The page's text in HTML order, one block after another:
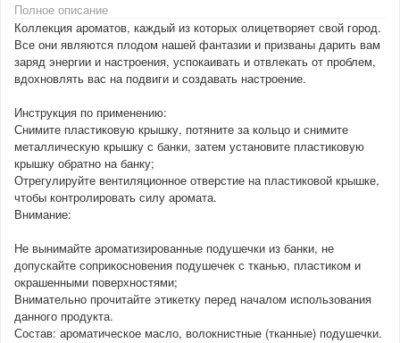
Полное описание
Коллекция ароматов, каждый из которых олицетворяет свой город.
Все они являются плодом нашей фантазии и призваны дарить вам
заряд энергии и настроения, успокаивать и отвлекать от проблем,
вдохновлять вас на подвиги и создавать настроение.
Инструкция по применению:
Снимите пластиковую крышку, потяните за кольцо и снимите
металлическую крышку с банки, затем установите пластиковую
крышку обратно на банку;
Отрегулируйте вентиляционное отверстие на пластиковой крышке,
чтобы контролировать силу аромата.
Внимание:
Не вынимайте ароматизированные подушечки из банки, не
допускайте соприкосновения подушечек с тканью, пластиком и
окрашенными поверхностями;
Внимательно прочитайте этикетку перед началом использования
данного продукта.
Состав: ароматическое масло, волокнистные (тканные) подушечки.